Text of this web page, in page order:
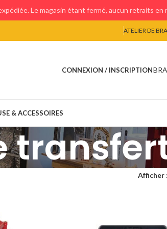
ATELIER DE
CONNEXION / INSCRIPTION
& ACCESSOIRES
Afficher
Le magasin étant fermé, aucun retraits en